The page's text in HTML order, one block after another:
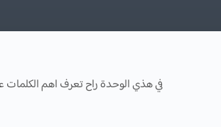
في هذي الوحدة راح تعرف اهم